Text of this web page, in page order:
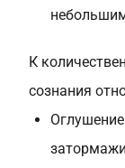
К
сознания